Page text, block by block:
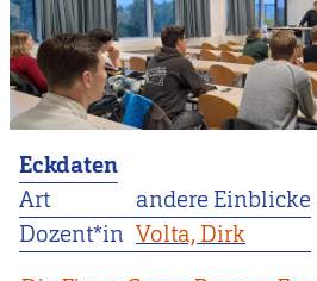
Eckdaten
Art
andere Einblicke
Dozent*in Volta, Dirk